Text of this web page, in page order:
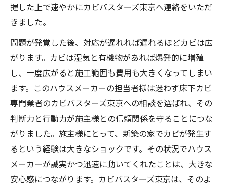
握した上で速やかにカビバスターズ東京へ連絡をいただ
きました。
問題が発覚した後、対応が遅れれば遅れるほどカビは広
がります。カビは湿気と有機物があれば爆発的に増殖
し、一度広がると施工範囲も費用も大きくなってしまい
ます。このハウスメーカーの担当者様は迷わず床下カビ
専門業者のカビバスターズ東京への相談を選ばれ、その
判断力と行動力が施主様との信頼関係を守ることにつな
がりました。施主様にとって、新築の家でカビが発生す
るという経験は大きなショックです。その状況でハウス
メーカーが誠実かつ迅速に動いてくれたことは、大きな
安心感につながります。カビバスターズ東京は、そのよ